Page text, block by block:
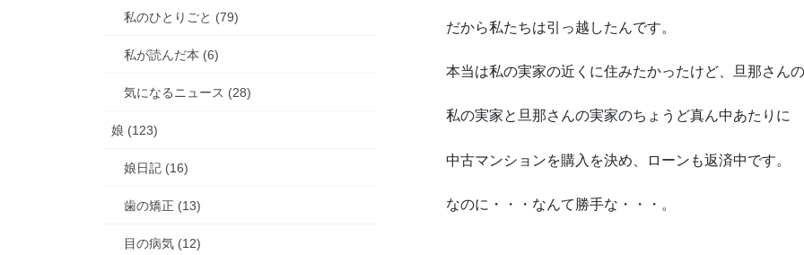
だから私たちは引っ越したんです。
本当は私の実家の近くに住みたかったけど、旦那さん
私の実家と旦那さんの実家のちょうど真ん中あたりに
中古マンションを購入を決め、ローンも返済中です。
なのに・・・なんて勝手な・・・。
私のひとりごと (79)
私が読んだ本 (6)
気になるニュース (28)
娘 (123)
娘日記 (16)
歯の矯正 (13)
目の病気 (12)